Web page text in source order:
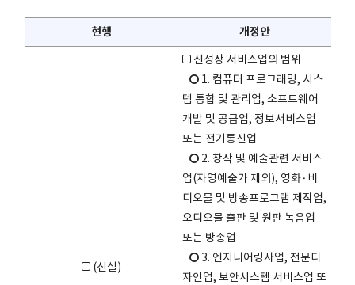
현행 개정안
(신설)
신성장 서비스업의 범위
1. 컴퓨터 프로그래밍, 시스
템 통합 및 관리업, 소프트웨어
개발 및 공급업, 정보서비스업
또는 전기통신업
2. 창작 및 예술관련 서비스
업(자영예술가 제외), 영화·비
디오물 및 방송프로그램 제작업,
오디오물 출판 및 원판 녹음업
또는 방송업
3. 엔지니어링사업, 전문디
자인업, 보안시스템 서비스업 또